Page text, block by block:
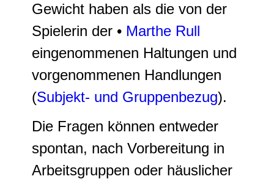
Gewicht haben als die von der
Spielerin der • Marthe Rull
eingenommenen Haltungen und
vorgenommenen Handlungen
(Subjekt- und Gruppenbezug).
Die Fragen können entweder
spontan, nach Vorbereitung in
Arbeitsgruppen oder häuslicher